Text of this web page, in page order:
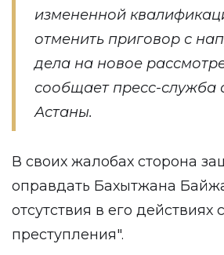
измененной
отменить приговор с
дела на новое
сообщает пресс-служба
Астаны.
В своих жалобах сторона
оправдать Бахытжана
отсутствия в его действиях
преступления".